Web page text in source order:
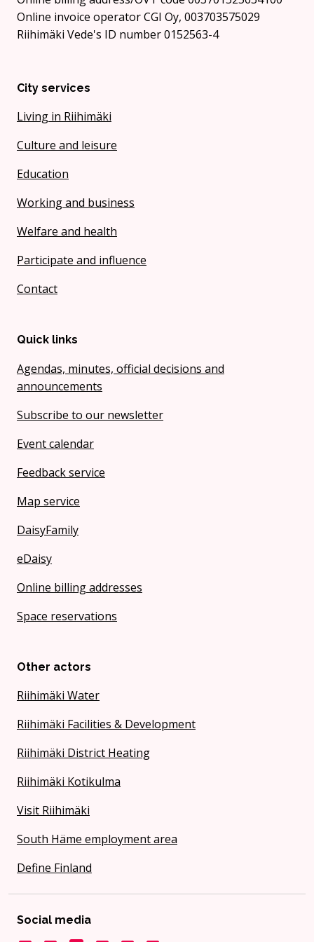
Online invoice operator CGI Oy, 003703575029
Riihimäki Vede's ID number 0152563-4
City services
Living in Riihimäki
Culture and leisure
Education
Working and business
Welfare and health
Participate and influence
Contact
Quick links
Agendas, minutes, official decisions and
announcements
Subscribe to our newsletter
Event calendar
Feedback service
Map service
DaisyFamily
eDaisy
Online billing addresses
Space reservations
Other actors
Riihimäki Water
Riihimäki Facilities & Development
Riihimäki District Heating
Riihimäki Kotikulma
Visit Riihimäki
South Häme employment area
Define Finland
Social media